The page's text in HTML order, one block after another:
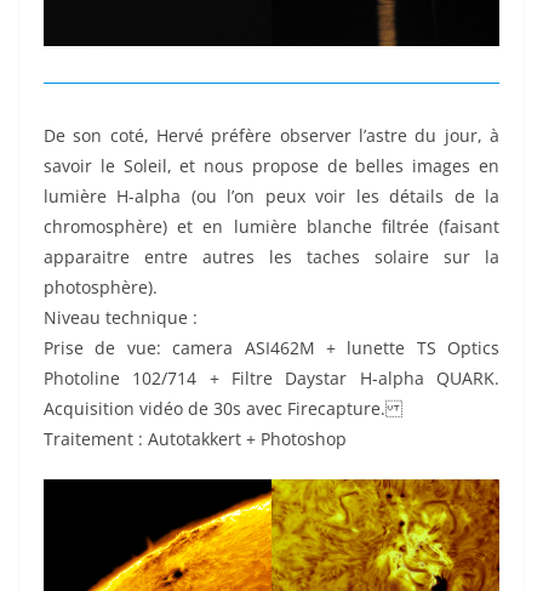
De son coté, Hervé préfère observer l’astre du jour, à
savoir le Soleil, et nous propose de belles images en
lumière H-alpha (ou l’on peux voir les détails de la
chromosphère) et en lumière blanche filtrée (faisant
apparaitre entre autres les taches solaire sur la
photosphère).
Niveau technique :
Prise de vue: camera ASI462M + lunette TS Optics
Photoline 102/714 + Filtre Daystar H-alpha QUARK.
Acquisition vidéo de 30s avec Firecapture.
Traitement : Autotakkert + Photoshop